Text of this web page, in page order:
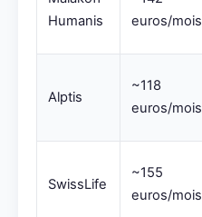
Humanis
euros/mois
Alptis
~118
euros/mois
SwissLife
~155
euros/mois